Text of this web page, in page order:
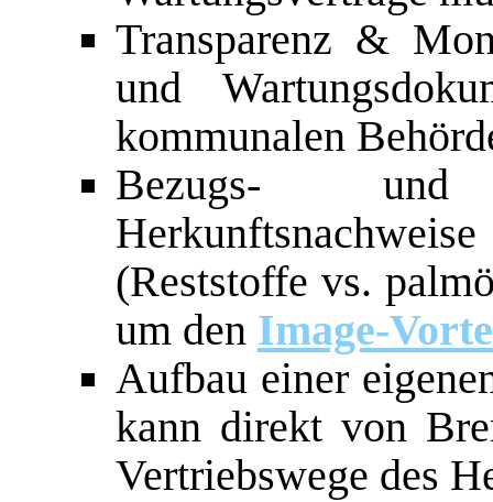
Transparenz &
und
kommunalen
Bezugs- und
(Reststoffe vs.
um den Image-
Aufbau einer
kann direkt von
Vertriebswege des